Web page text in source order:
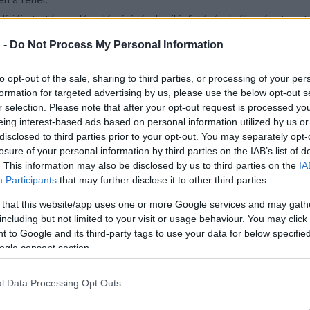
- Do Not Process My Personal Information
opt-out of the sale, sharing to third parties, or processing of your
for targeted advertising by us, please use the below opt-out
selection. Please note that after your opt-out request is processed
interest-based ads based on personal information utilized by us
to third parties prior to your opt-out. You may separately
of your personal information by third parties on the IAB’s list of
This information may also be disclosed by us to third parties on the
Participants that may further disclose it to other third parties.
that this website/app uses one or more Google services and may
but not limited to your visit or usage behaviour. You may
to Google and its third-party tags to use your data for below
consent section.
Data Processing Opt Outs
tartó csodás világjárásának, világfutásának állomásait, a
ban ? az Ibsenével egykorú drámai költeményben ?
végre a ?jó? (számára kedvező) irányba forduljon. A
virtuóz jelmezeibe bújt színészek jel-mivolta, emberi és
legsikerültebb jelmezkollekcióinak egyike ez, az északi
kellékszerű kiegészítőkig (például a manófarkakig). Az
ellentétező jelmezdialógusa.
seregleniük. Aschernél ez sok kandikálással,
Az el-elnyugvó nyüzsgés, a térbeli, alakzati
meg-megtámogatva). A kulissza sosem tömött, mégis
hányada folyton figurából figurába siklik, ám ahogy a váltott
úgy érvényesülnek itt az este héttől negyed tizenegyig
is),Vajda Milán
Király Dánel e.